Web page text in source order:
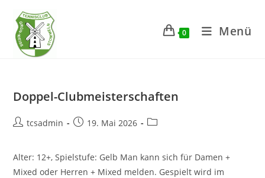
Inhalt
springen
0 Menü
Doppel-Clubmeisterschaften
Beitrags-
tcsadmin
Beitrag19. Mai 2026
Beitrags-
Alter: 12+, Spielstufe: Gelb Man kann sich für Damen +
Mixed oder Herren + Mixed melden. Gespielt wird im